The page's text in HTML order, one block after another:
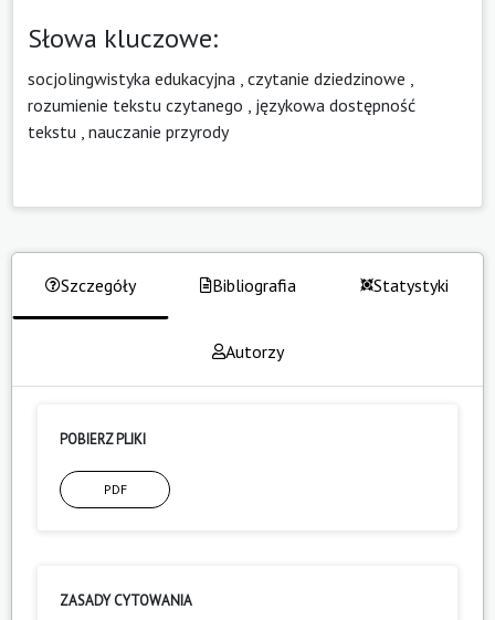
Słowa kluczowe:
socjolingwistyka edukacyjna czytanie dziedzinowe
rozumienie tekstu czytanego
językowa dostępność
tekstu nauczanie przyrody
Szczegóły Bibliografia Statystyki
Autorzy
POBIERZ PLIKI
PDF
ZASADY CYTOWANIA